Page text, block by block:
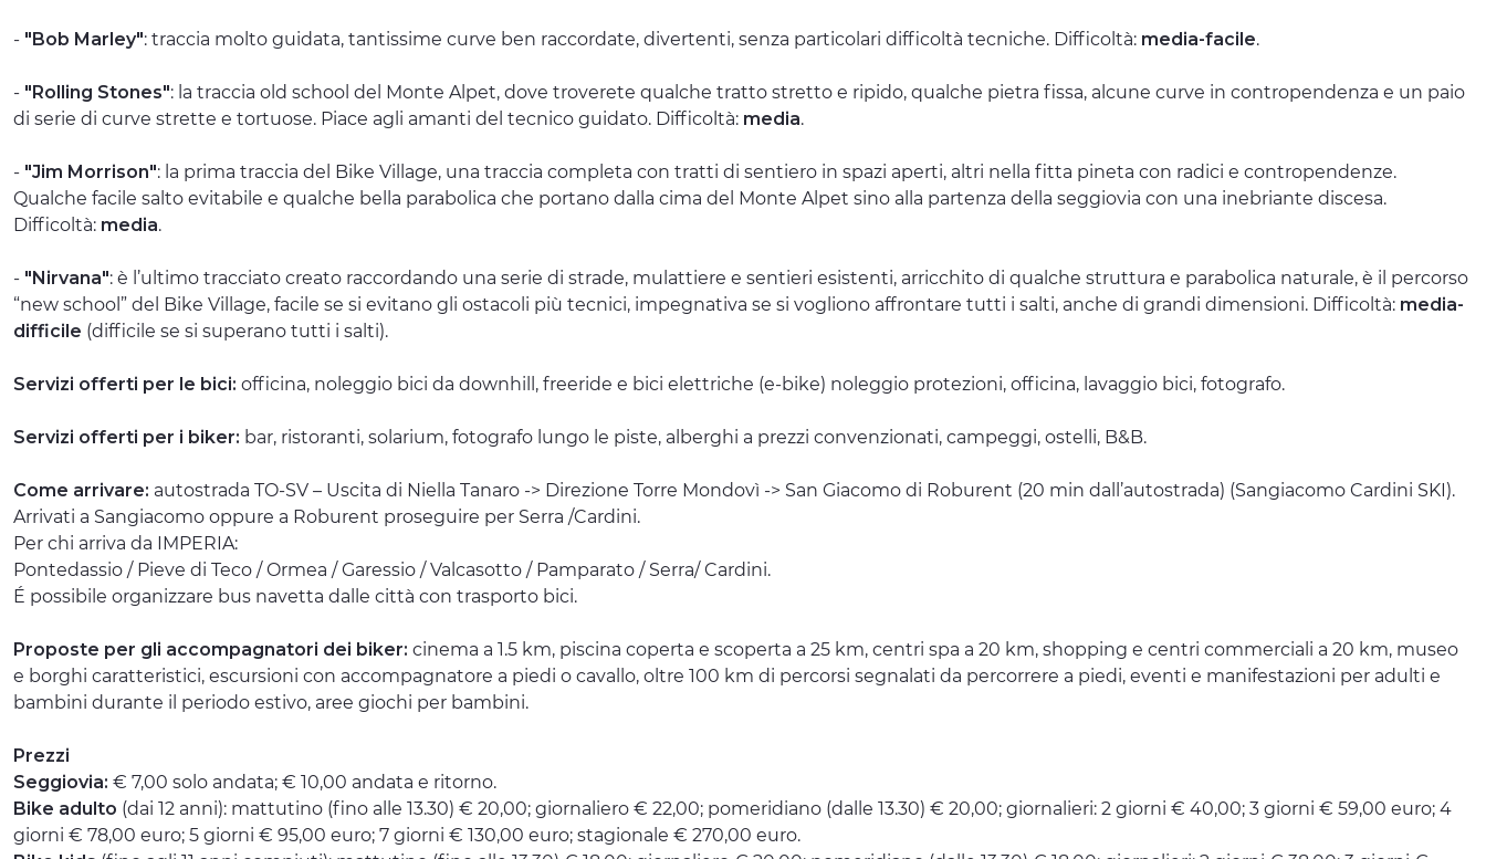
- "Bob Marley": traccia molto guidata, tantissime curve ben raccordate, divertenti, senza particolari difficoltà tecniche. Difficoltà: media-facile.
- "Rolling Stones": la traccia old school del Monte Alpet, dove troverete qualche tratto stretto e ripido, qualche pietra fissa, alcune curve in contropendenza e un paio
di serie di curve strette e tortuose. Piace agli amanti del tecnico guidato. Difficoltà: media.
- "Jim Morrison": la prima traccia del Bike Village, una traccia completa con tratti di sentiero in spazi aperti, altri nella fitta pineta con radici e contropendenze.
Qualche facile salto evitabile e qualche bella parabolica che portano dalla cima del Monte Alpet sino alla partenza della seggiovia con una inebriante discesa.
Difficoltà: media.
- "Nirvana": è l’ultimo tracciato creato raccordando una serie di strade, mulattiere e sentieri esistenti, arricchito di qualche struttura e parabolica naturale, è il percorso
“new school” del Bike Village, facile se si evitano gli ostacoli più tecnici, impegnativa se si vogliono affrontare tutti i salti, anche di grandi dimensioni. Difficoltà: media-
difficile (difficile se si superano tutti i salti).
Servizi offerti per le bici: officina, noleggio bici da downhill, freeride e bici elettriche (e-bike) noleggio protezioni, officina, lavaggio bici, fotografo.
Servizi offerti per i biker: bar, ristoranti, solarium, fotografo lungo le piste, alberghi a prezzi convenzionati, campeggi, ostelli, B&B.
Come arrivare: autostrada TO-SV – Uscita di Niella Tanaro -> Direzione Torre Mondovì -> San Giacomo di Roburent (20 min dall’autostrada) (Sangiacomo Cardini SKI).
Arrivati a Sangiacomo oppure a Roburent proseguire per Serra /Cardini.
Per chi arriva da IMPERIA:
Pontedassio / Pieve di Teco / Ormea / Garessio / Valcasotto / Pamparato / Serra/ Cardini.
É possibile organizzare bus navetta dalle città con trasporto bici.
Proposte per gli accompagnatori dei biker: cinema a 1.5 km, piscina coperta e scoperta a 25 km, centri spa a 20 km, shopping e centri commerciali a 20 km, museo
e borghi caratteristici, escursioni con accompagnatore a piedi o cavallo, oltre 100 km di percorsi segnalati da percorrere a piedi, eventi e manifestazioni per adulti e
bambini durante il periodo estivo, aree giochi per bambini.
Prezzi
Seggiovia: € 7,00 solo andata; € 10,00 andata e ritorno.
Bike adulto (dai 12 anni): mattutino (fino alle 13.30) € 20,00; giornaliero € 22,00; pomeridiano (dalle 13.30) € 20,00; giornalieri: 2 giorni € 40,00; 3 giorni € 59,00 euro; 4
giorni € 78,00 euro; 5 giorni € 95,00 euro; 7 giorni € 130,00 euro; stagionale € 270,00 euro.